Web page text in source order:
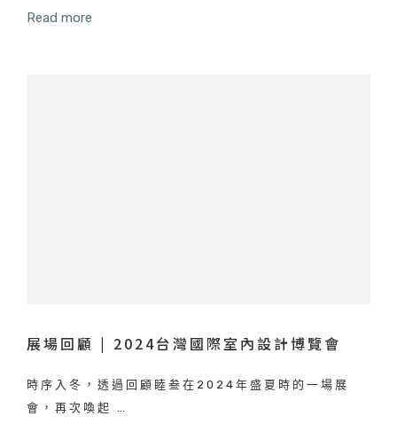
Read more
展場回顧 | 2024台灣國際室內設計博覽會
時序入冬，透過回顧睦叁在2024年盛夏時的一場展
會，再次喚起 …